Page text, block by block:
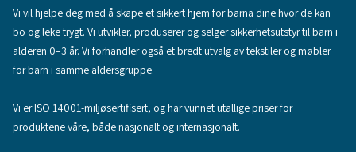
Vi vil hjelpe deg med å skape et sikkert hjem for barna dine hvor de kan
bo og leke trygt. Vi utvikler, produserer og selger sikkerhetsutstyr til barn i
alderen 0–3 år. Vi forhandler også et bredt utvalg av tekstiler og møbler
for barn i samme aldersgruppe.
Vi er ISO 14001-miljøsertifisert, og har vunnet utallige priser for
produktene våre, både nasjonalt og internasjonalt.